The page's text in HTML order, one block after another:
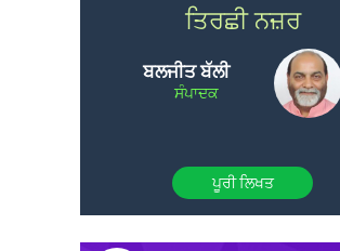
ਤਿਰਛੀ ਨਜ਼ਰ
ਬਲਜੀਤ ਬੱਲੀ
ਸੰਪਾਦਕ
ਪੂਰੀ ਲਿਖਤ